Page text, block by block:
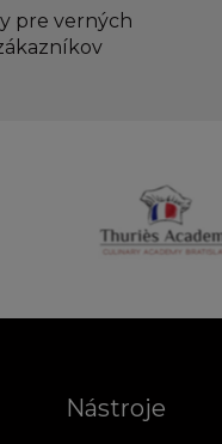
pre verných
Nástroje